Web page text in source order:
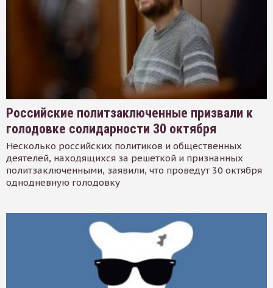
Российские политзаключенные призвали к
голодовке солидарности 30 октября
Несколько российских политиков и общественных
деятелей, находящихся за решеткой и признанных
политзаключенными, заявили, что проведут 30 октября
однодневную голодовку